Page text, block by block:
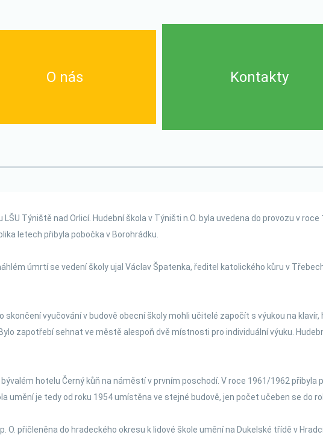
O nás
kde?
online
Kontakty
Týniště nad Orlicí. Hudební škola v Týništi n.O. byla uvedena do provozu v roce
letech přibyla pobočka v Borohrádku.
úmrtí se vedení školy ujal Václav Špatenka, ředitel katolického kůru v
vyučování v budově obecní školy mohli učitelé započít s výukou na klavír,
zapotřebí sehnat ve městě alespoň dvě místnosti pro individuální výuku.
hotelu Černý kůň na náměstí v prvním poschodí. V roce 1961/1962 přibyla
umění je tedy od roku 1954 umístěna ve stejné budově, jen počet učeben se do
přičleněna do hradeckého okresu k lidové škole umění na Dukelské třídě v Hradci